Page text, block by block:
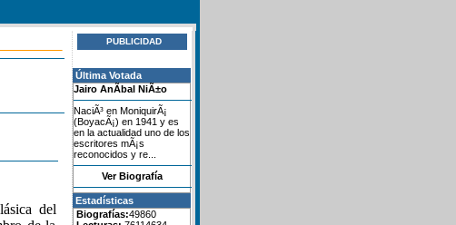
del
PUBLICIDAD
Última Votada
Jairo AnÃ­bal NiÃ±o
NaciÃ³ en MoniquirÃ¡
(BoyacÃ¡) en 1941 y es
en la actualidad uno de los
escritores mÃ¡s
reconocidos y re...
Ver Biografía
Estadísticas
Biografías:49860